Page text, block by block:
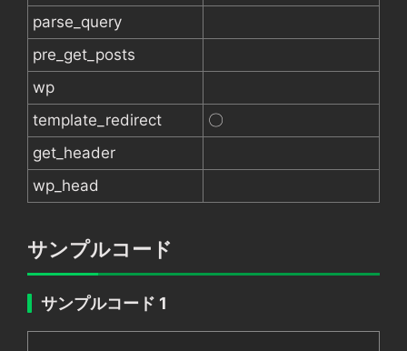
parse_query
pre_get_posts
wp
template_redirect
〇
get_header
wp_head
サンプルコード
サンプルコード 1